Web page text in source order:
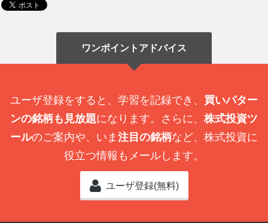
ワンポイントアドバイス
ユーザ登録をすると、学習を記録でき、 買いパター
ンの銘柄も見放題になります。さらに、 株式投資ツ
ールのご案内や、いま 注目の銘柄など、株式投資に
役立つ情報もメールします。
ユーザ登録(無料)